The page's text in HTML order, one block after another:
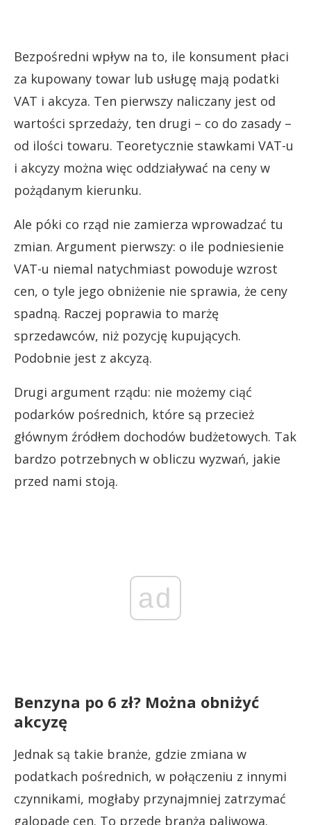
Bezpośredni wpływ na to, ile konsument płaci
za kupowany towar lub usługę mają podatki
VAT i akcyza. Ten pierwszy naliczany jest od
wartości sprzedaży, ten drugi – co do zasady –
od ilości towaru. Teoretycznie stawkami VAT-u
i akcyzy można więc oddziaływać na ceny w
pożądanym kierunku.
Ale póki co rząd nie zamierza wprowadzać tu
zmian. Argument pierwszy: o ile podniesienie
VAT-u niemal natychmiast powoduje wzrost
cen, o tyle jego obniżenie nie sprawia, że ceny
spadną. Raczej poprawia to marżę
sprzedawców, niż pozycję kupujących.
Podobnie jest z akcyzą.
Drugi argument rządu: nie możemy ciąć
podarków pośrednich, które są przecież
głównym źródłem dochodów budżetowych. Tak
bardzo potrzebnych w obliczu wyzwań, jakie
przed nami stoją.
ad
Benzyna po 6 zł? Można obniżyć
akcyzę
Jednak są takie branże, gdzie zmiana w
podatkach pośrednich, w połączeniu z innymi
czynnikami, mogłaby przynajmniej zatrzymać
galopadę cen. To przede branża paliwowa.